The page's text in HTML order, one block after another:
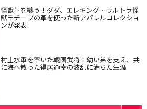
怪獣革を纏う！ダダ、エレキング…ウルトラ怪
獣モチーフの革を使った新アパレルコレクショ
ンが発表
村上水軍を率いた戦国武将！幼い弟を支え、共
に海へ散った得居通幸の波乱に満ちた生涯